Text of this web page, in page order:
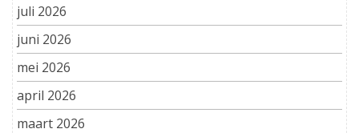
juli 2026
juni 2026
mei 2026
april 2026
maart 2026